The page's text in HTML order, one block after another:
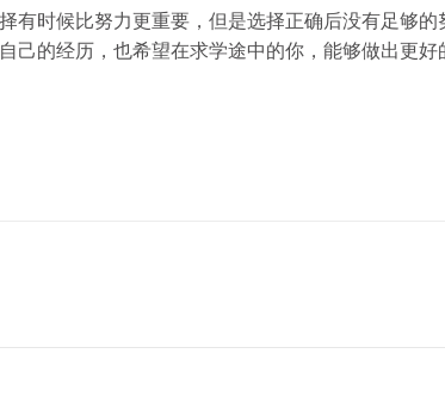
有时候比努力更重要，但是选择正确后没有足够
的经历，也希望在求学途中的你，能够做出更好